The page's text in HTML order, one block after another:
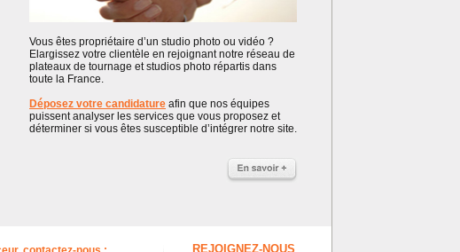
Vous êtes propriétaire d’un studio photo ou vidéo ?
Elargissez votre clientèle en rejoignant notre réseau de
plateaux de tournage et studios photo répartis dans
toute la France.
Déposez votre candidature afin que nos équipes
puissent analyser les services que vous proposez et
déterminer si vous êtes susceptible d’intégrer notre site.
REJOIGNEZ-NOUS